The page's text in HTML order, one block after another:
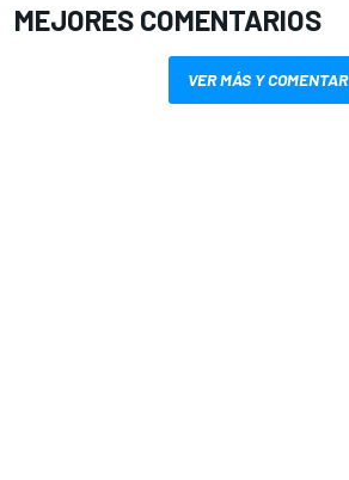
MEJORES COMENTARIOS
VER MÁS Y COMENTAR